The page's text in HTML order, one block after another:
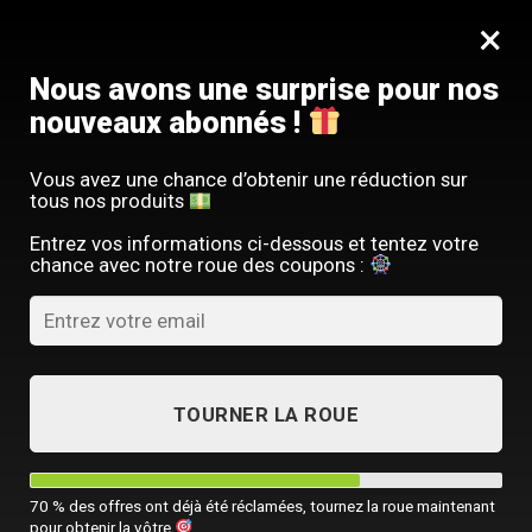
contenu
ACCUEIL / SAC À DOS LUXE
×
Nous avons une surprise pour nos
nouveaux abonnés !
Vous avez une chance d’obtenir une réduction sur
tous nos produits
Entrez vos informations ci-dessous et tentez votre
chance avec notre roue des coupons :
TOURNER LA ROUE
70 % des offres ont déjà été réclamées, tournez la roue maintenant
pour obtenir la vôtre